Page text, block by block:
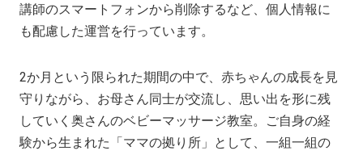
講師のスマートフォンから削除するなど、個人情報に
も配慮した運営を行っています。
2か月という限られた期間の中で、赤ちゃんの成長を見
守りながら、お母さん同士が交流し、思い出を形に残
していく奥さんのベビーマッサージ教室。ご自身の経
験から生まれた「ママの拠り所」として、一組一組の